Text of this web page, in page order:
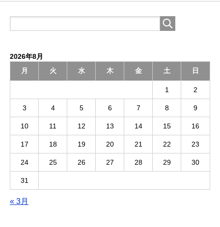
2026年8月
月
火 水 木 金 土 日
1 2
3 4 5 6 7 8 9
10 11 12 13 14 15 16
17 18 19 20 21 22 23
24 25 26 27 28 29 30
31
« 3月